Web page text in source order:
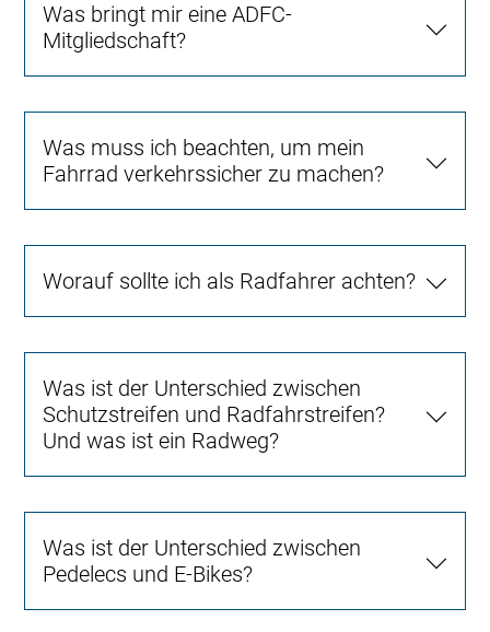
Was bringt mir eine ADFC-
Mitgliedschaft?
Was muss ich beachten, um mein
Fahrrad verkehrssicher zu machen?
Worauf sollte ich als Radfahrer achten?
Was ist der Unterschied zwischen
Schutzstreifen und Radfahrstreifen?
Und was ist ein Radweg?
Was ist der Unterschied zwischen
Pedelecs und E-Bikes?